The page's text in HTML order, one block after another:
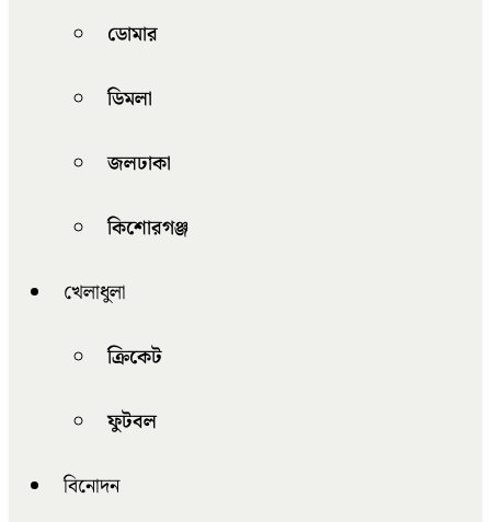
ডোমার
ডিমলা
জলঢাকা
কিশোরগঞ্জ
খেলাধুলা
ক্রিকেট
ফুটবল
বিনোদন